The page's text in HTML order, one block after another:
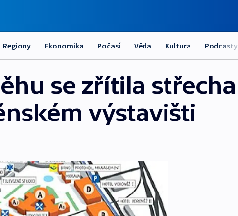
Regiony Ekonomika Počasí Věda Kultura Podcasty
se zřítila střecha
výstavišti